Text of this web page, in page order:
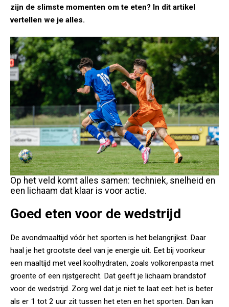
zijn de slimste momenten om te eten? In dit artikel
vertellen we je alles.
Op het veld komt alles samen: techniek, snelheid en
een lichaam dat klaar is voor actie.
Goed eten voor de wedstrijd
De avondmaaltijd vóór het sporten is het belangrijkst. Daar
haal je het grootste deel van je energie uit. Eet bij voorkeur
een maaltijd met veel koolhydraten, zoals volkorenpasta met
groente of een rijstgerecht. Dat geeft je lichaam brandstof
voor de wedstrijd. Zorg wel dat je niet te laat eet: het is beter
als er 1 tot 2 uur zit tussen het eten en het sporten. Dan kan